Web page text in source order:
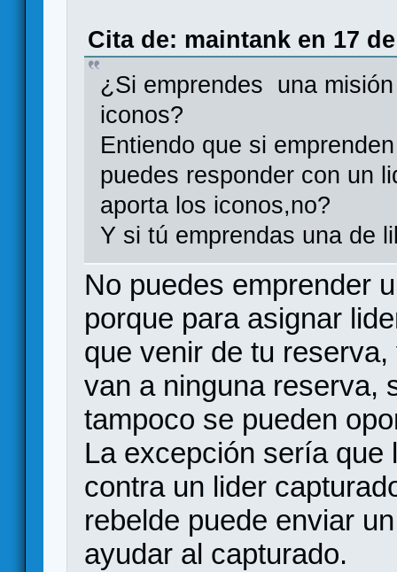
Cita de: maintank en 17
¿Si emprendes una
iconos?
Entiendo que si
puedes responder con un
aporta los iconos,no?
Y si tú emprendas una de
No puedes emprender
porque para asignar
que venir de tu
van a ninguna reserva,
tampoco se pueden
La excepción sería
contra un lider
rebelde puede enviar
ayudar al capturado.